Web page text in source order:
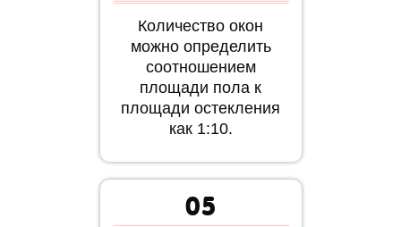
Количество окон
можно определить
соотношением
площади пола к
площади остекления
как 1:10.
05